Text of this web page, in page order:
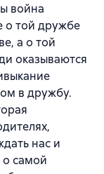
война
о той дружбе
а о той
оказываются
в дружбу.
нас и
о самой